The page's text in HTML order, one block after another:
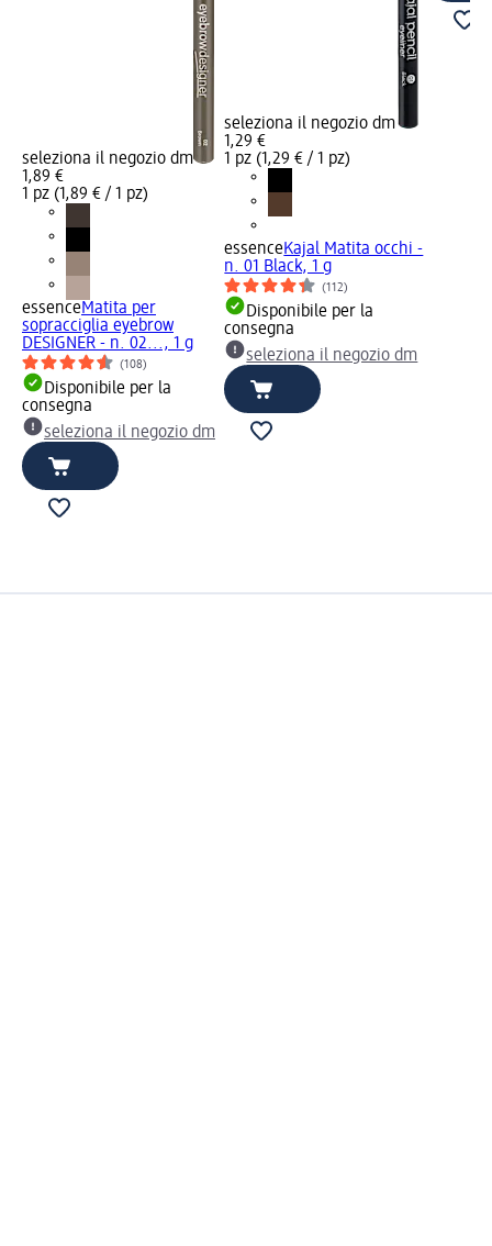
seleziona il negozio dm
1,89 €
1 pz (1,89 € / 1 pz)
essenceMatita per
sopracciglia eyebrow
DESIGNER - n. 02..., 1 g
(108)
Disponibile per la
consegna
seleziona il negozio dm
seleziona il negozio dm
1,29 €
1 pz (1,29 € / 1 pz)
essenceKajal Matita occhi -
n. 01 Black, 1 g
(112)
Disponibile per la
consegna
seleziona il negozio dm